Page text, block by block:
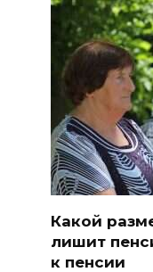
Какой
лишит
к пенсии